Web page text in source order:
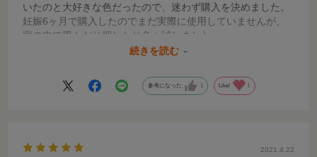
いたのと大好きな色だったので、迷わず購入を決めました。
妊娠6ヶ月で購入したのでまだ実際に使用していませんが、
家の中で畳んだり押したり色々試しました。
対面で畳んだ状態が若干大きく感じましたが、使い勝手が良
小回りがきき押しやすく、高さのあるシートが最高です。
本当に良い買い物をしました！
続きを読む
参考になった 1 Like! 1
2021.4.22